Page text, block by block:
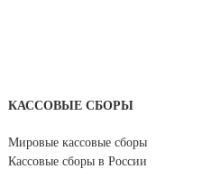
КАССОВЫЕ СБОРЫ
Мировые кассовые сборы
Кассовые сборы в России